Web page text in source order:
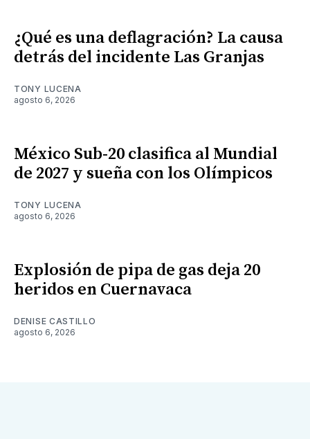
¿Qué es una deflagración? La causa
detrás del incidente Las Granjas
TONY LUCENA
agosto 6, 2026
México Sub-20 clasifica al Mundial
de 2027 y sueña con los Olímpicos
TONY LUCENA
agosto 6, 2026
Explosión de pipa de gas deja 20
heridos en Cuernavaca
DENISE CASTILLO
agosto 6, 2026